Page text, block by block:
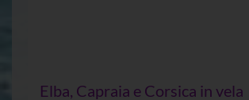
Elba, Capraia e Corsica in vela